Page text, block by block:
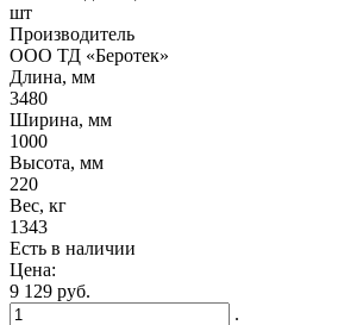
шт
Производитель
ООО ТД «Беротек»
Длина, мм
3480
Ширина, мм
1000
Высота, мм
220
Вес, кг
1343
Есть в наличии
Цена:
9 129 руб.
.